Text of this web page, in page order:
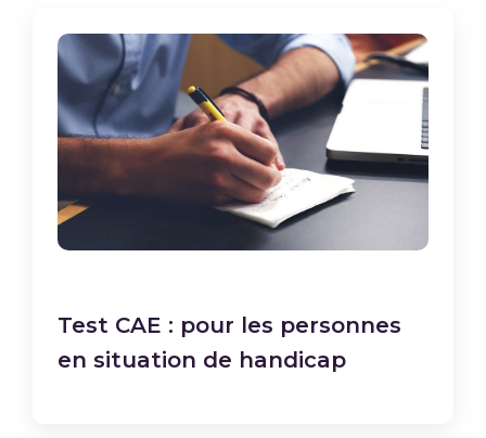
Test CAE : pour les personnes
en situation de handicap